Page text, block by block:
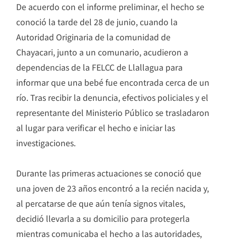
De acuerdo con el informe preliminar, el hecho se
conoció la tarde del 28 de junio, cuando la
Autoridad Originaria de la comunidad de
Chayacari, junto a un comunario, acudieron a
dependencias de la FELCC de Llallagua para
informar que una bebé fue encontrada cerca de un
río. Tras recibir la denuncia, efectivos policiales y el
representante del Ministerio Público se trasladaron
al lugar para verificar el hecho e iniciar las
investigaciones.
Durante las primeras actuaciones se conoció que
una joven de 23 años encontró a la recién nacida y,
al percatarse de que aún tenía signos vitales,
decidió llevarla a su domicilio para protegerla
mientras comunicaba el hecho a las autoridades,